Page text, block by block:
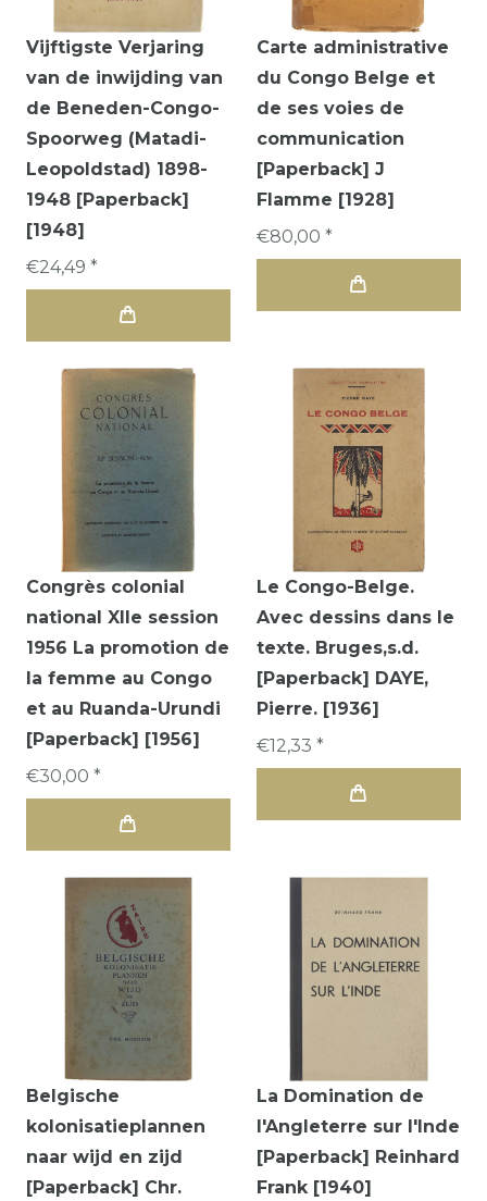
Vijftigste Verjaring
van de inwijding van
de Beneden-Congo-
Spoorweg (Matadi-
Leopoldstad) 1898-
1948 [Paperback]
[1948]
€24,49 *
Carte administrative
du Congo Belge et
de ses voies de
communication
[Paperback] J
Flamme [1928]
€80,00 *
Congrès colonial
national XIIe session
1956 La promotion de
la femme au Congo
et au Ruanda-Urundi
[Paperback] [1956]
€30,00 *
Le Congo-Belge.
Avec dessins dans le
texte. Bruges,s.d.
[Paperback] DAYE,
Pierre. [1936]
€12,33 *
Belgische
kolonisatieplannen
naar wijd en zijd
[Paperback] Chr.
La Domination de
l'Angleterre sur l'Inde
[Paperback] Reinhard
Frank [1940]